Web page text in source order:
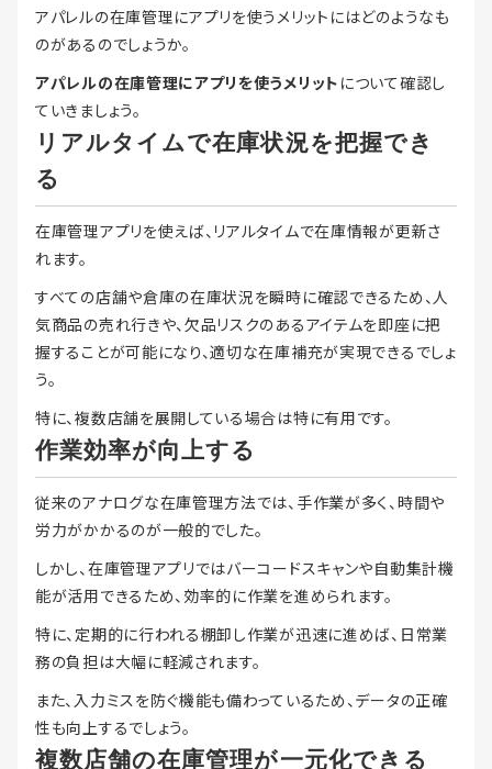
アパレルの在庫管理にアプリを使うメリットにはどのようなも
のがあるのでしょうか。
アパレルの在庫管理にアプリを使うメリット について確認し
ていきましょう。
リアルタイムで在庫状況を把握でき
る
在庫管理アプリを使えば、リアルタイムで在庫情報が更新さ
れます。
すべての店舗や倉庫の在庫状況を瞬時に確認できるため、人
気商品の売れ行きや、欠品リスクのあるアイテムを即座に把
握することが可能になり、適切な在庫補充が実現できるでしょ
う。
特に、複数店舗を展開している場合は特に有用です。
作業効率が向上する
従来のアナログな在庫管理方法では、手作業が多く、時間や
労力がかかるのが一般的でした。
しかし、在庫管理アプリではバーコードスキャンや自動集計機
能が活用できるため、効率的に作業を進められます。
特に、定期的に行われる棚卸し作業が迅速に進めば、日常業
務の負担は大幅に軽減されます。
また、入力ミスを防ぐ機能も備わっているため、データの正確
性も向上するでしょう。
複数店舗の在庫管理が一元化できる